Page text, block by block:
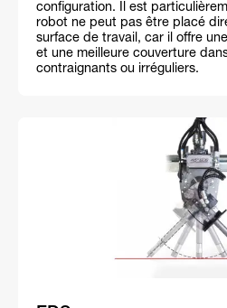
configuration. Il est
robot ne peut pas être placé
surface de travail, car il offre
et une meilleure couverture
contraignants ou irréguliers.